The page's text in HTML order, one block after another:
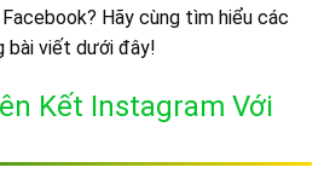
Hãy cùng tìm hiểu các
bài viết dưới đây!
Kết Instagram Với